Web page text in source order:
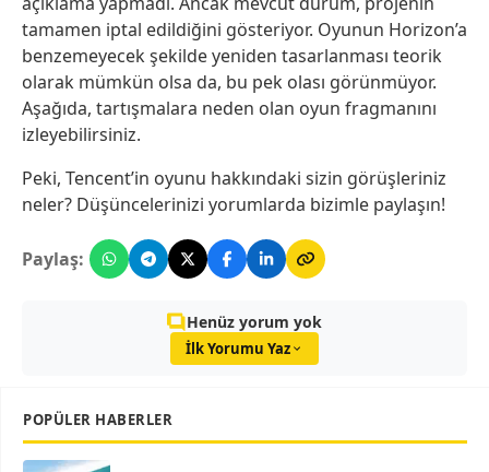
tamamen iptal edildiğini gösteriyor. Oyunun Horizon’a
benzemeyecek şekilde yeniden tasarlanması teorik
olarak mümkün olsa da, bu pek olası görünmüyor.
Aşağıda, tartışmalara neden olan oyun fragmanını
izleyebilirsiniz.
Peki, Tencent’in oyunu hakkındaki sizin görüşleriniz
neler? Düşüncelerinizi yorumlarda bizimle paylaşın!
Paylaş:
Henüz yorum yok
İlk Yorumu Yaz
POPÜLER HABERLER